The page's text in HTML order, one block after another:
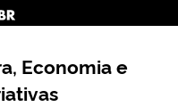
Economia e